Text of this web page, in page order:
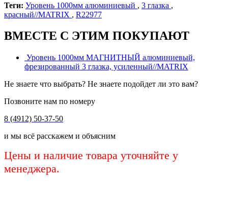
Теги: Уровень 1000мм алюминиевый , 3 глазка ,
красный//MATRIX , R22977
ВМЕСТЕ С ЭТИМ ПОКУПАЮТ
Уровень 1000мм МАГНИТНЫЙ алюминиевый,
фрезированный 3 глазка, усиленный//MATRIX
Не знаете что выбрать? Не знаете подойдет ли это вам?
Позвоните нам по номеру
8 (4912) 50-37-50
и мы всё расскажем и объясним
Цены и наличие товара уточняйте у
менеджера.